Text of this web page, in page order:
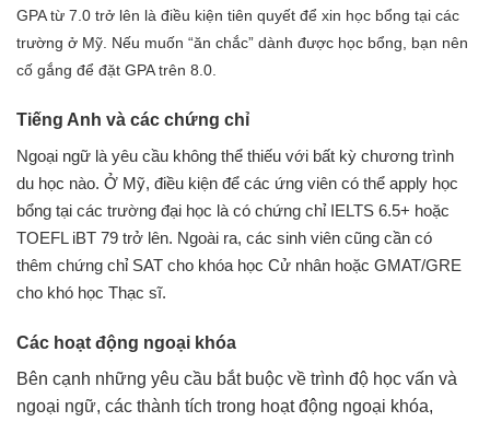
GPA từ 7.0 trở lên là điều kiện tiên quyết để xin học bổng tại các
trường ở Mỹ. Nếu muốn “ăn chắc” dành được học bổng, bạn nên
cố gắng để đặt GPA trên 8.0.
Tiếng Anh và các chứng chỉ
Ngoại ngữ là yêu cầu không thể thiếu với bất kỳ chương trình
du học nào. Ở Mỹ, điều kiện để các ứng viên có thể apply học
bổng tại các trường đại học là có chứng chỉ IELTS 6.5+ hoặc
TOEFL iBT 79 trở lên. Ngoài ra, các sinh viên cũng cần có
thêm chứng chỉ SAT cho khóa học Cử nhân hoặc GMAT/GRE
cho khó học Thạc sĩ.
Các hoạt động ngoại khóa
Bên cạnh những yêu cầu bắt buộc về trình độ học vấn và
ngoại ngữ, các thành tích trong hoạt động ngoại khóa,